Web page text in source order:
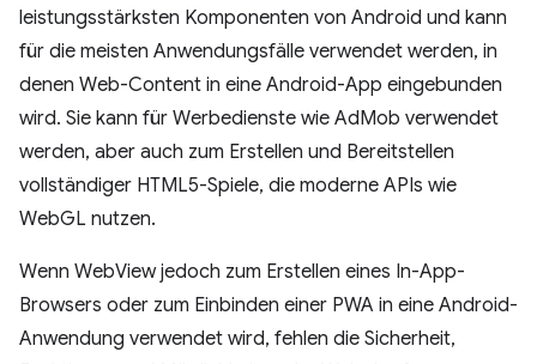
leistungsstärksten Komponenten von Android und kann
für die meisten Anwendungsfälle verwendet werden, in
denen Web-Content in eine Android-App eingebunden
wird. Sie kann für Werbedienste wie AdMob verwendet
werden, aber auch zum Erstellen und Bereitstellen
vollständiger HTML5-Spiele, die moderne APIs wie
WebGL nutzen.
Wenn WebView jedoch zum Erstellen eines In-App-
Browsers oder zum Einbinden einer PWA in eine Android-
Anwendung verwendet wird, fehlen die Sicherheit,